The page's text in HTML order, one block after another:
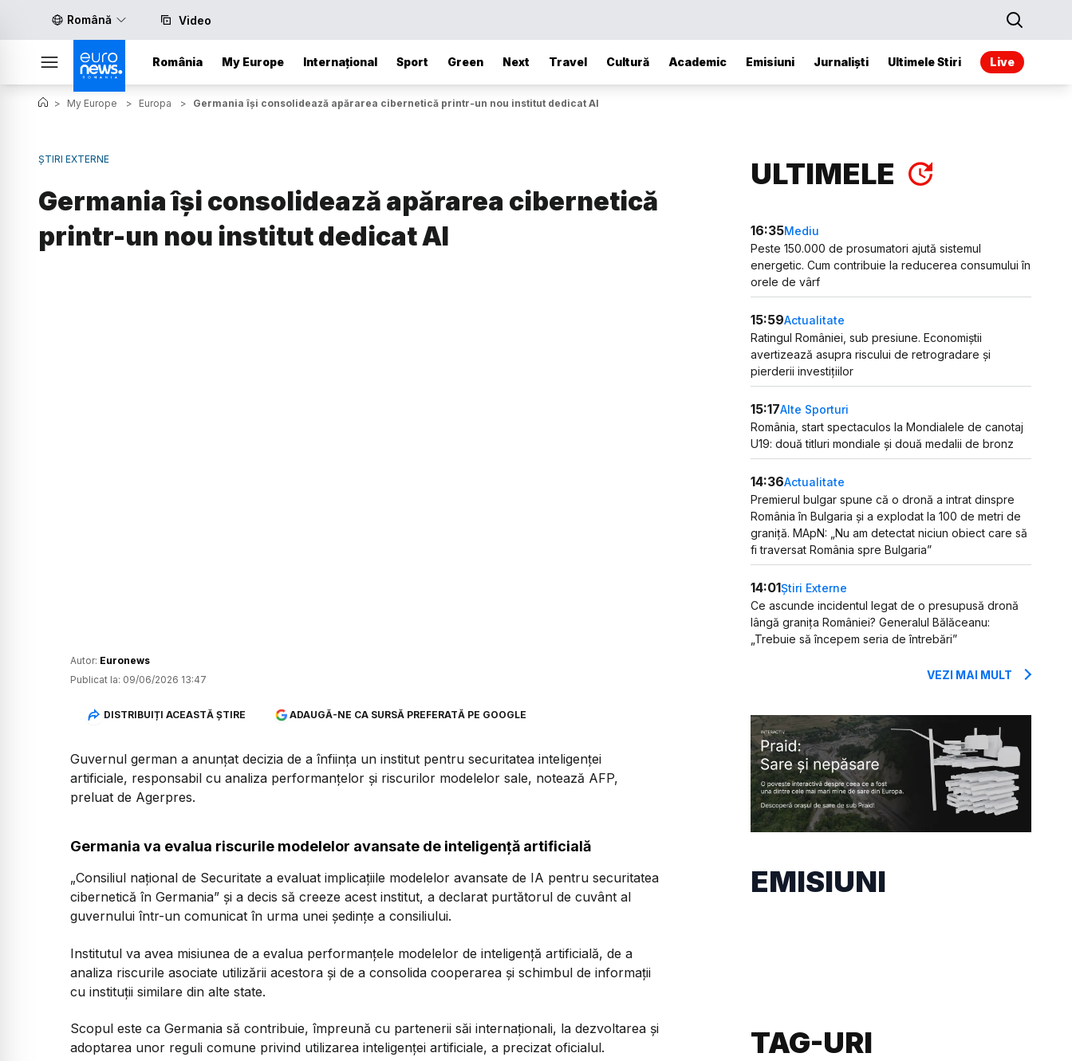
Română Video
România My Europe Internațional Sport Green Next Travel Cultură Academic Emisiuni Jurnaliști Ultimele Stiri Live
> My Europe > Europa > Germania își consolidează apărarea cibernetică printr-un nou institut dedicat AI
ȘTIRI EXTERNE
Germania își consolidează apărarea cibernetică
printr-un nou institut dedicat AI
Autor: Euronews
Publicat la: 09/06/2026 13:47
DISTRIBUIȚI ACEASTĂ ȘTIRE ADAUGĂ-NE CA SURSĂ PREFERATĂ PE GOOGLE
Guvernul german a anunțat decizia de a înființa un institut pentru securitatea inteligenței
artificiale, responsabil cu analiza performanțelor și riscurilor modelelor sale, notează AFP,
preluat de Agerpres.
Germania va evalua riscurile modelelor avansate de inteligență artificială
„Consiliul național de Securitate a evaluat implicațiile modelelor avansate de IA pentru securitatea
cibernetică în Germania” și a decis să creeze acest institut, a declarat purtătorul de cuvânt al
guvernului într-un comunicat în urma unei ședințe a consiliului.
Institutul va avea misiunea de a evalua performanțele modelelor de inteligență artificială, de a
analiza riscurile asociate utilizării acestora și de a consolida cooperarea și schimbul de informații
cu instituții similare din alte state.
Scopul este ca Germania să contribuie, împreună cu partenerii săi internaționali, la dezvoltarea și
adoptarea unor reguli comune privind utilizarea inteligenței artificiale, a precizat oficialul.
ULTIMELE
16:35Mediu
Peste 150.000 de prosumatori ajută sistemul
energetic. Cum contribuie la reducerea consumului în
orele de vârf
15:59Actualitate
Ratingul României, sub presiune. Economiștii
avertizează asupra riscului de retrogradare și
pierderii investițiilor
15:17Alte Sporturi
România, start spectaculos la Mondialele de canotaj
U19: două titluri mondiale și două medalii de bronz
14:36Actualitate
Premierul bulgar spune că o dronă a intrat dinspre
România în Bulgaria și a explodat la 100 de metri de
graniță. MApN: „Nu am detectat niciun obiect care să
fi traversat România spre Bulgaria”
14:01Știri Externe
Ce ascunde incidentul legat de o presupusă dronă
lângă granița României? Generalul Bălăceanu:
„Trebuie să începem seria de întrebări”
VEZI MAI MULT
EMISIUNI
TAG-URI